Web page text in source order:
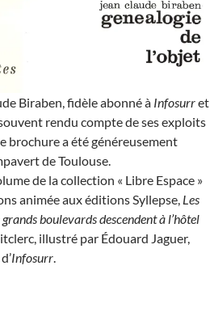
Biraben, fidèle abonné à Infosurret
rendu compte de ses exploits
brochure a été généreusement
de Toulouse.
de la collection « Libre Espace »
animée aux éditions Syllepse, Les
grands boulevards descendent à l’hôtel
illustré par Édouard Jaguer,
Infosurr.